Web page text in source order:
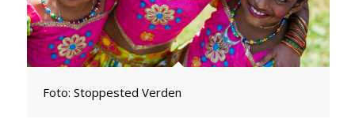
Foto: Stoppested Verden